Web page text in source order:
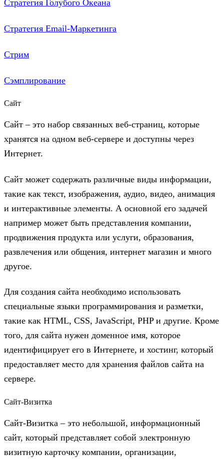
Стратегия Голубого Океана
Стратегия Email-Маркетинга
Стрим
Сэмплирование
Сайт
Сайт – это набор связанных веб-страниц, которые
хранятся на одном веб-сервере и доступны через
Интернет.
Сайт может содержать различные виды информации,
такие как текст, изображения, аудио, видео, анимация
и интерактивные элементы. А основной его задачей
например может быть представления компании,
продвижения продукта или услуги, образования,
развлечения или общения, интернет магазин и много
другое.
Для создания сайта необходимо использовать
специальные языки программирования и разметки,
такие как HTML, CSS, JavaScript, PHP и другие. Кроме
того, для сайта нужен доменное имя, которое
идентифицирует его в Интернете, и хостинг, который
предоставляет место для хранения файлов сайта на
сервере.
Сайт-Визитка
Сайт-Визитка – это небольшой, информационный
сайт, который представляет собой электронную
визитную карточку компании, организации,